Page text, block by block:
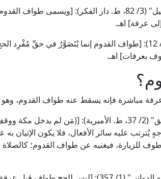
وقال العلَّامة الحطاب المالكي في "مواهب الجليل" (3/ 82، ط. دار الفكر):
عرفة] اهـ.
وقال الإمام النووي الشافعي في "المجموع" (8/ 12): [طواف القدوم إنما
بعرفات] اهـ.
مباشرة فإنه يسقط عنه طواف القدوم، وهو
قال فخر الدين الزيلعي الحنفي في "تبيين الحقائق" (2/ 37، ط. الأميرية):
عليه سائر الأفعال، فلا يكون الإتيان به
للزيارة، فيغنيه عن طواف القدوم؛